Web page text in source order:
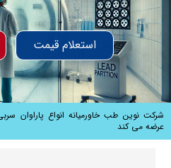
استعلام قیمت
شرکت نوین طب خاورمیانه انواع پاراوان
عرضه می کند